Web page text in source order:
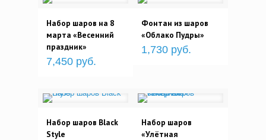
Набор шаров на 8
марта «Весенний
праздник»
7,450 руб.
Фонтан из шаров
«Облако Пудры»
1,730 руб.
Набор шаров Black
Style
Набор шаров
«Улётная